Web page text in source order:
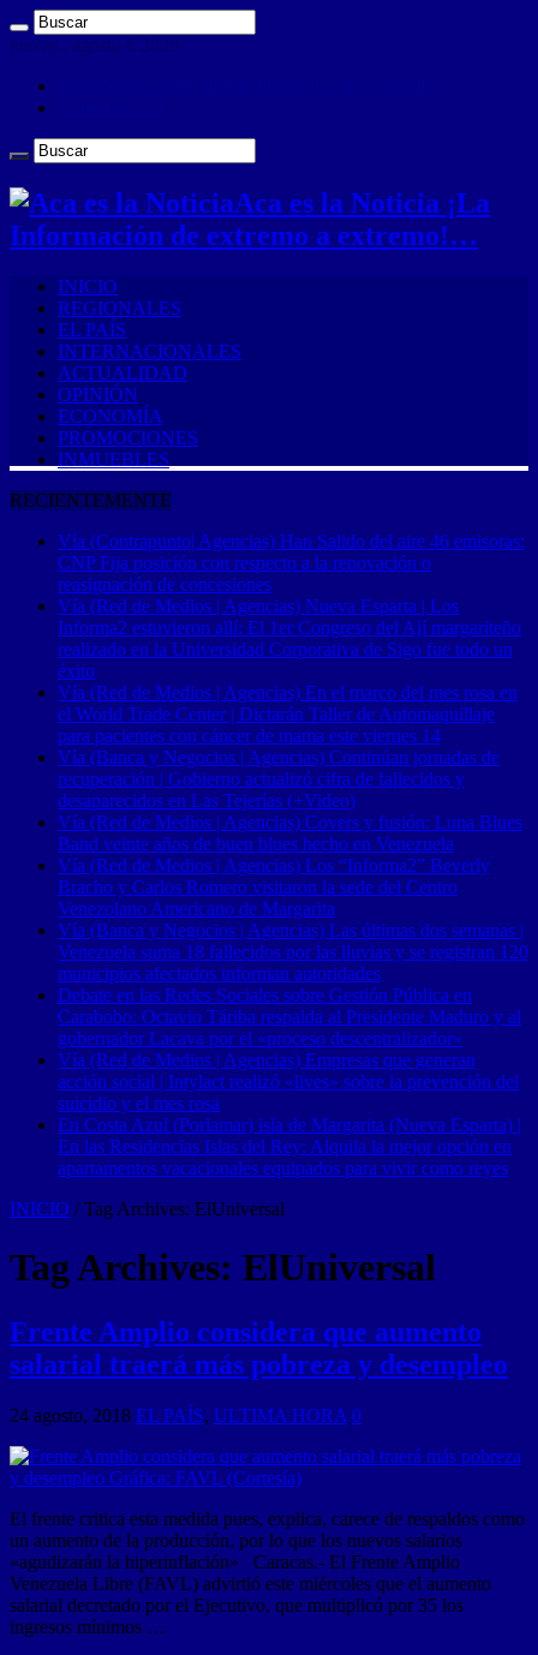
jueves , agosto 6 2026
Aca es la Noticia ¡La
Información de extremo a extremo!…
INICIO
REGIONALES
EL PAÍS
INTERNACIONALES
ACTUALIDAD
OPINIÓN
ECONOMÍA
PROMOCIONES
INMUEBLES
RECIENTEMENTE
Vía (Contrapunto| Agencias) Han Salido del aire 46 emisoras:
CNP Fija posición con respecto a la renovación o
reasignación de concesiones
Vía (Red de Medios | Agencias) Nueva Esparta | Los
Informa2 estuvieron allí: El 1er Congreso del Ají margariteño
realizado en la Universidad Corporativa de Sigo fue todo un
éxito
Vía (Red de Medios | Agencias) En el marco del mes rosa en
el World Trade Center | Dictarán Taller de Automaquillaje
para pacientes con cáncer de mama este viernes 14
Vía (Banca y Negocios | Agencias) Continúan jornadas de
recuperación | Gobierno actualizó cifra de fallecidos y
desaparecidos en Las Tejerías (+Video)
Vía (Red de Medios | Agencias) Covers y fusión: Luna Blues
Band veinte años de buen blues hecho en Venezuela
Vía (Red de Medios | Agencias) Los “Informa2” Beverly
Bracho y Carlos Romero visitaron la sede del Centro
Venezolano Americano de Margarita
Vía (Banca y Negocios | Agencias) Las últimas dos semanas |
Venezuela suma 18 fallecidos por las lluvias y se registran 120
municipios afectados informan autoridades
Debate en las Redes Sociales sobre Gestión Pública en
Carabobo: Octavio Táriba respalda al Presidente Maduro y al
gobernador Lacava por el «proceso descentralizador»
Vía (Red de Medios | Agencias) Empresas que generan
acción social | Intylact realizó «lives» sobre la prevención del
suicidio y el mes rosa
En Costa Azul (Porlamar) isla de Margarita (Nueva Esparta) |
En las Residencias Islas del Rey: Alquila la mejor opción en
apartamentos vacacionales equipados para vivir como reyes
INICIO / Tag Archives: ElUniversal
Tag Archives: ElUniversal
Frente Amplio considera que aumento
salarial traerá más pobreza y desempleo
24 agosto, 2018 EL PAÍS, ULTIMA HORA 0
El frente critica esta medida pues, explica, carece de respaldos como
un aumento de la producción, por lo que los nuevos salarios
«agudizarán la hiperinflación» Caracas.- El Frente Amplio
Venezuela Libre (FAVL) advirtió este miércoles que el aumento
salarial decretado por el Ejecutivo, que multiplicó por 35 los
ingresos mínimos …